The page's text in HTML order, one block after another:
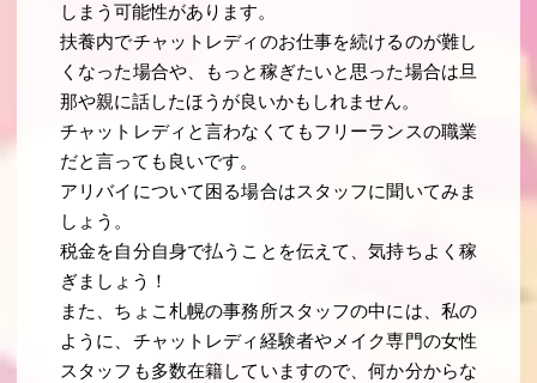
しまう可能性があります。
扶養内でチャットレディのお仕事を続けるのが難し
くなった場合や、もっと稼ぎたいと思った場合は旦
那や親に話したほうが良いかもしれません。
チャットレディと言わなくてもフリーランスの職業
だと言っても良いです。
アリバイについて困る場合はスタッフに聞いてみま
しょう。
税金を自分自身で払うことを伝えて、気持ちよく稼
ぎましょう！
また、ちょこ札幌の事務所スタッフの中には、私の
ように、チャットレディ経験者やメイク専門の女性
スタッフも多数在籍していますので、何か分からな